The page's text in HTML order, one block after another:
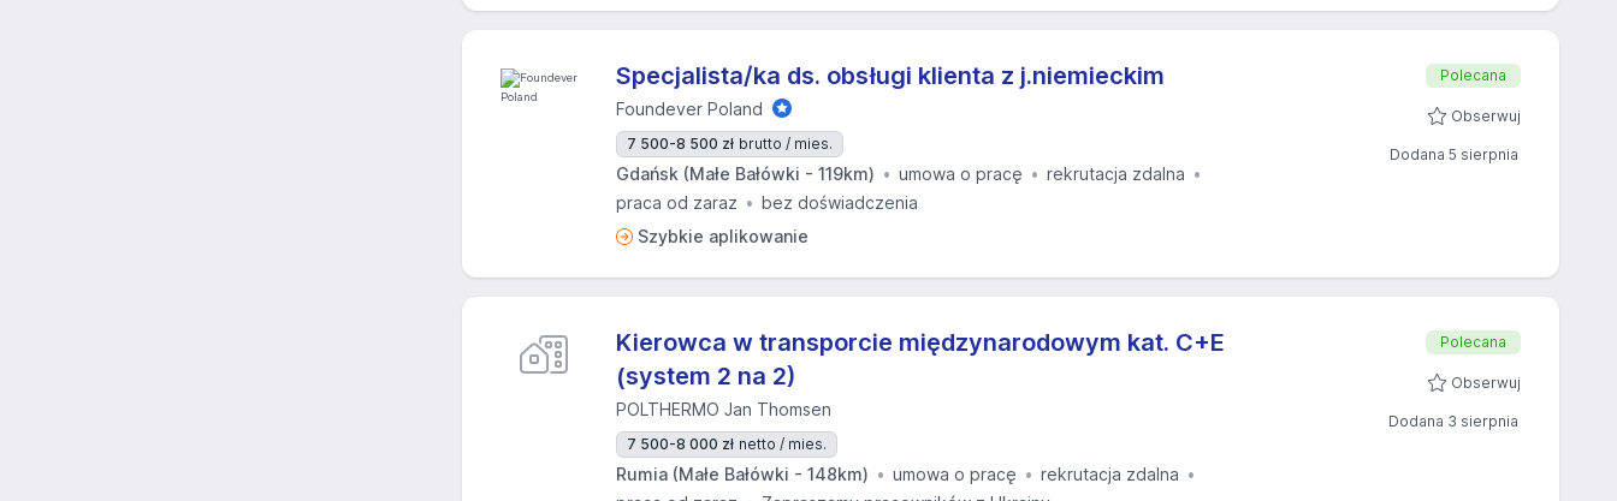
Specjalista/ka ds. obsługi klienta z j.niemieckim
Foundever Poland
7 500-8 500 zł brutto / mies.
Gdańsk (Małe Bałówki - 119km) umowa o pracę
rekrutacja zdalna
praca od zaraz
bez doświadczenia
Szybkie aplikowanie
Polecana
Obserwuj
Dodana 5 sierpnia
Kierowca w transporcie międzynarodowym kat. C+E
(system 2 na 2)
POLTHERMO Jan Thomsen
7 500-8 000 zł netto / mies.
Rumia (Małe Bałówki - 148km) umowa o pracę
rekrutacja zdalna
Polecana
Obserwuj
Dodana 3 sierpnia